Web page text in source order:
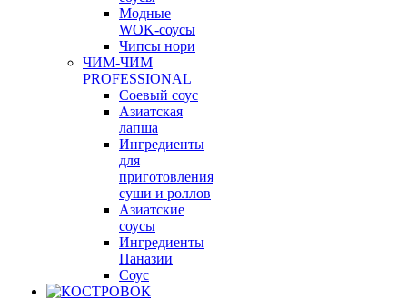
Модные
WOK-соусы
Чипсы нори
ЧИМ-ЧИМ
PROFESSIONAL
Соевый соус
Азиатская
лапша
Ингредиенты
для
приготовления
суши и роллов
Азиатские
соусы
Ингредиенты
Паназии
Соус